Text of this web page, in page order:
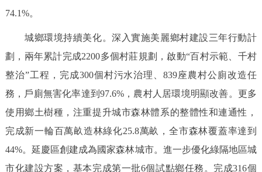
74.1%。
城鄉環境持續美化。深入實施美麗鄉村建設三年行動計
劃，兩年累計完成2200多個村莊規劃，啟動“百村示範、千村
整治”工程，完成300個村污水治理、839座農村公廁改造任
務，戶廁無害化率達到97.6%，農村人居環境明顯改善。更多
使用鄉土樹種，注重提升城市森林體系的整體性和連通性，
完成新一輪百萬畝造林綠化25.8萬畝，全市森林覆蓋率達到
44%。延慶區創建成為國家森林城市。進一步優化綠隔地區城
市化建設方案，基本完成第一批6個試點鄉任務。完成316個